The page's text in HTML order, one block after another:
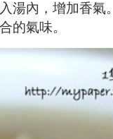
湯內，增加香氣。
的氣味。